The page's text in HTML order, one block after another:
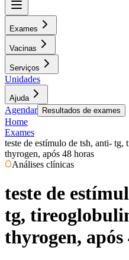
Exames
Vacinas
Serviços
Unidades
Ajuda
Agendar Resultados de exames
Home
Exames
teste de estímulo de tsh, anti-
thyrogen, após 48 horas
Análises clínicas
teste de
tg,
thyrogen, após